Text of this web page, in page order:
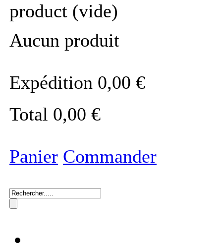
product (vide)
Aucun produit
Expédition 0,00 €
Total 0,00 €
Panier Commander